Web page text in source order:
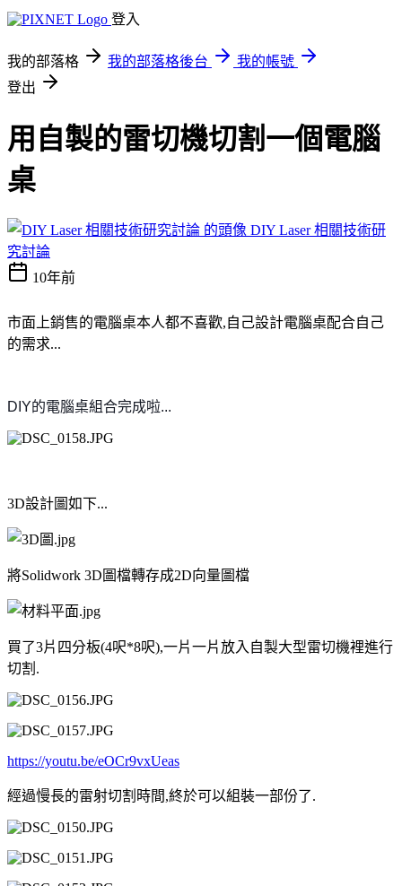
登入
我的部落格 我的部落格後台
我的帳號
登出
用自製的雷切機切割一個電腦
桌
DIY Laser 相關技術研
究討論
10年前
市面上銷售的電腦桌本人都不喜歡,自己設計電腦桌配合自己
的需求...
DIY的電腦桌組合完成啦...
3D設計圖如下...
將Solidwork 3D圖檔轉存成2D向量圖檔
買了3片四分板(4呎*8呎),一片一片放入自製大型雷切機裡進行
切割.
https://youtu.be/eOCr9vxUeas
經過慢長的雷射切割時間,終於可以組裝一部份了.